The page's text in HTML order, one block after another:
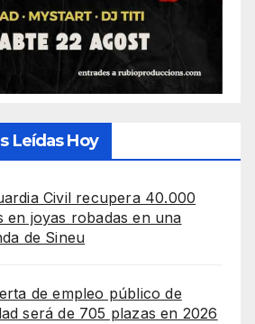
Leídas Hoy
Civil recupera 40.000
en joyas robadas en una
de Sineu
de empleo público de
será de 705 plazas en 2026